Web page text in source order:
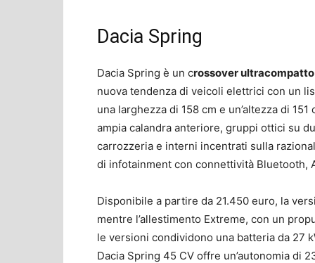
Dacia Spring
Dacia Spring è un crossover
nuova tendenza di veicoli elettrici con un
una larghezza di 158 cm e un’altezza di
ampia calandra anteriore, gruppi ottici su
carrozzeria e interni incentrati sulla
di infotainment con connettività Bluetooth,
Disponibile a partire da 21.450 euro, la
mentre l’allestimento Extreme, con un
le versioni condividono una batteria da 27
Dacia Spring 45 CV offre un’autonomia di